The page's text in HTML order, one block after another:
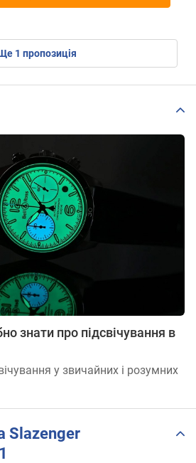
ще 1 пропозиція
знати про підсвічування в
у звичайних і розумних
Slazenger